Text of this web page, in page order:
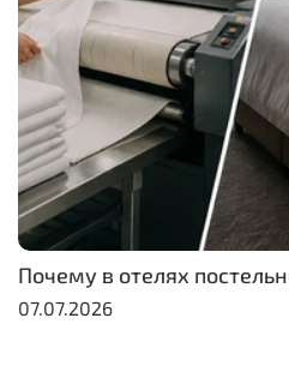
Почему в отелях
07.07.2026